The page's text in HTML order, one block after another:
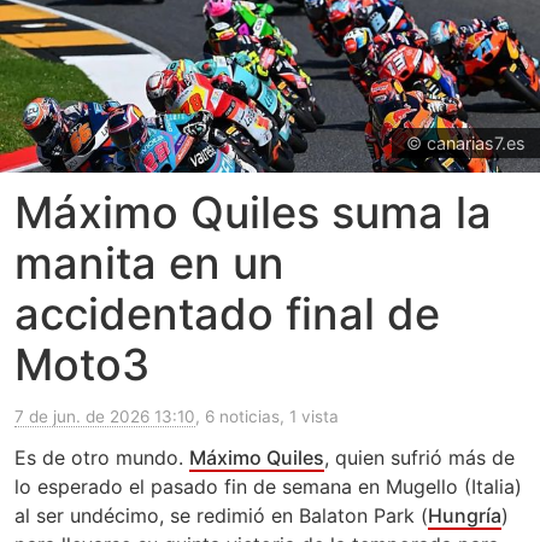
© canarias7.es
Máximo Quiles suma la
manita en un
accidentado final de
Moto3
7 de jun. de 2026 13:10, 6 noticias, 1 vista
Es de otro mundo. Máximo Quiles, quien sufrió más de
lo esperado el pasado fin de semana en Mugello (Italia)
al ser undécimo, se redimió en Balaton Park (Hungría)